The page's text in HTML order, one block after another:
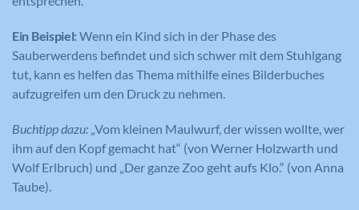
Ein Beispiel: Wenn ein Kind sich in der Phase des
Sauberwerdens befindet und sich schwer mit dem Stuhlgang
tut, kann es helfen das Thema mithilfe eines Bilderbuches
aufzugreifen um den Druck zu nehmen.
Buchtipp dazu: „Vom kleinen Maulwurf, der wissen wollte, wer
ihm auf den Kopf gemacht hat“ (von Werner Holzwarth und
Wolf Erlbruch) und „Der ganze Zoo geht aufs Klo.“ (von Anna
Taube).